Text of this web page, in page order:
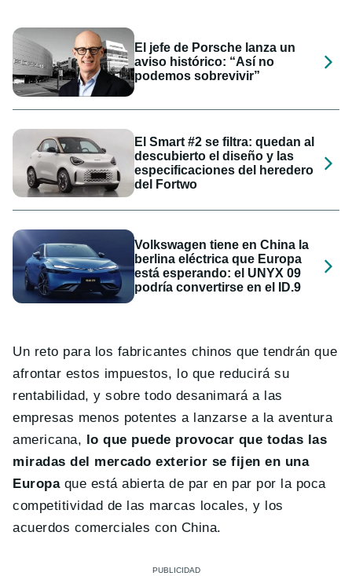
El jefe de Porsche lanza un
aviso histórico: “Así no
podemos sobrevivir”
El Smart #2 se filtra: quedan al
descubierto el diseño y las
especificaciones del heredero
del Fortwo
Volkswagen tiene en China la
berlina eléctrica que Europa
está esperando: el UNYX 09
podría convertirse en el ID.9
Un reto para los fabricantes chinos que tendrán que
afrontar estos impuestos, lo que reducirá su
rentabilidad, y sobre todo desanimará a las
empresas menos potentes a lanzarse a la aventura
americana, lo que puede provocar que todas las
miradas del mercado exterior se fijen en una
Europaque está abierta de par en par por la poca
competitividad de las marcas locales, y los
acuerdos comerciales con China.